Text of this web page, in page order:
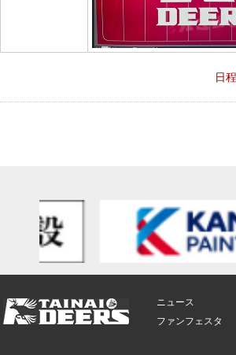
日
ニュース
ファンフェスタ